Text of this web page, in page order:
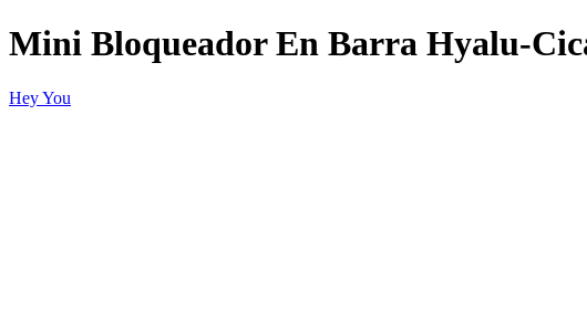
Mini Bloqueador En Barra Hyalu-
Hey You